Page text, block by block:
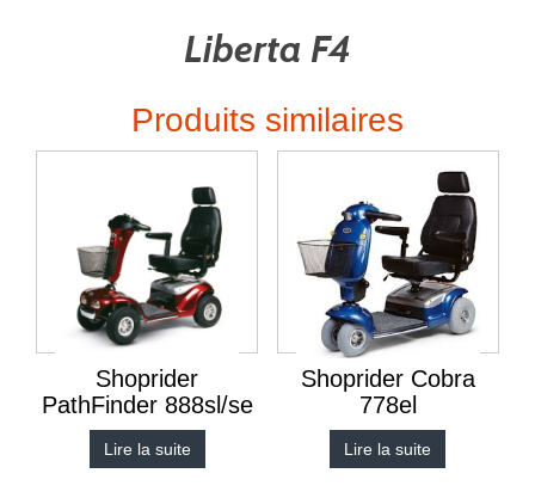
Liberta F4
Produits similaires
Shoprider
PathFinder 888sl/se
Lire la suite
Shoprider Cobra
778el
Lire la suite